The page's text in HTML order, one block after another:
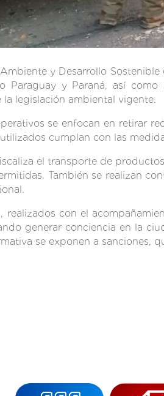
y Desarrollo
Paraguay y Paraná, así
legislación ambiental vigente.
se enfocan en retirar
cumplan con las
el transporte de
También se realizan
realizados con el
generar conciencia en la
se exponen a sanciones,